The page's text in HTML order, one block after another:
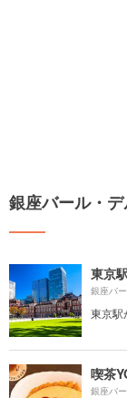
銀座バール・
東京駅
銀座バ
東京駅
喫茶
銀座バ